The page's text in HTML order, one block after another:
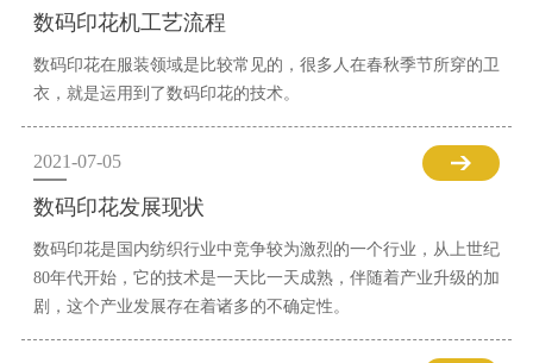
数码印花机工艺流程
数码印花在服装领域是比较常见的，很多人在春秋季节所穿的卫
衣，就是运用到了数码印花的技术。
2021-07-05
数码印花发展现状
数码印花是国内纺织行业中竞争较为激烈的一个行业，从上世纪
80年代开始，它的技术是一天比一天成熟，伴随着产业升级的加
剧，这个产业发展存在着诸多的不确定性。